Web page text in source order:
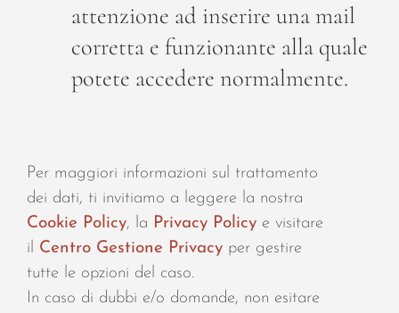
attenzione ad inserire una mail
corretta e funzionante alla quale
potete accedere normalmente.
Per maggiori informazioni sul trattamento
dei dati, ti invitiamo a leggere la nostra
Cookie Policy, la Privacy Policye visitare
il Centro Gestione Privacyper gestire
tutte le opzioni del caso.
In caso di dubbi e/o domande, non esitare